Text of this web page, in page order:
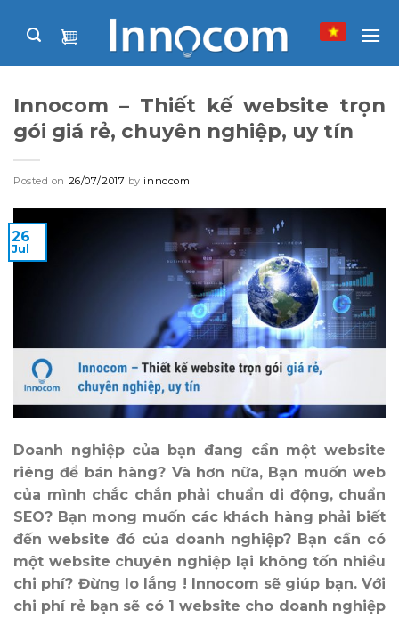
Innocom – Thiết kế website trọn
gói giá rẻ, chuyên nghiệp, uy tín
Posted on 26/07/2017 by innocom
26
Jul
Doanh nghiệp của bạn đang cần một website
riêng để bán hàng? Và hơn nữa, Bạn muốn web
của mình chắc chắn phải chuẩn di động, chuẩn
SEO? Bạn mong muốn các khách hàng phải biết
đến website đó của doanh nghiệp? Bạn cần có
một website chuyên nghiệp lại không tốn nhiều
chi phí? Đừng lo lắng ! Innocom sẽ giúp bạn. Với
chi phí rẻ bạn sẽ có 1 website cho doanh nghiệp